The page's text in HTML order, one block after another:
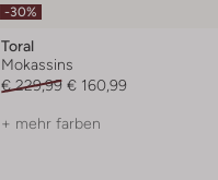
-30%
Toral
Mokassins
€ 229,99 € 160,99
+ mehr farben